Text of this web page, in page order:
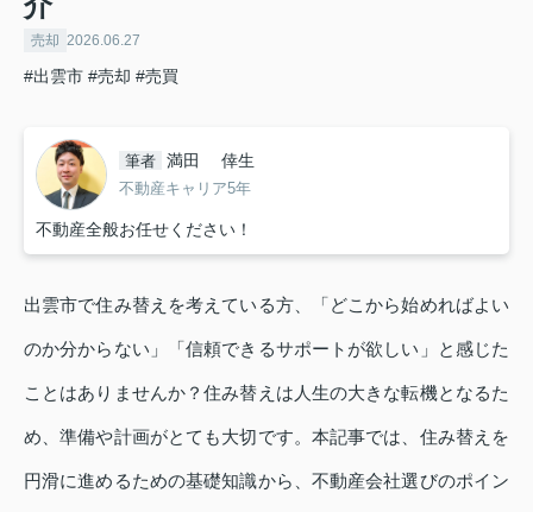
売却 2026.06.27
#出雲市 #売却 #売買
筆者 満田 倖生
不動産キャリア5年
不動産全般お任せください！
出雲市で住み替えを考えている方、「どこから始めればよい
のか分からない」「信頼できるサポートが欲しい」と感じた
ことはありませんか？住み替えは人生の大きな転機となるた
め、準備や計画がとても大切です。本記事では、住み替えを
円滑に進めるための基礎知識から、不動産会社選びのポイン